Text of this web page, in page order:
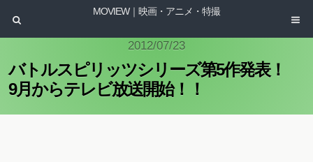
MOVIEW｜映画・アニメ・特撮
2012/07/23
バトルスピリッツシリーズ第5作発表！
9月からテレビ放送開始！！